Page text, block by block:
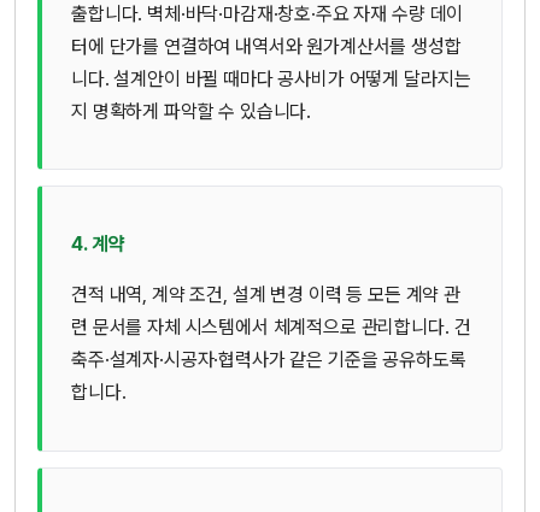
출합니다. 벽체·바닥·마감재·창호·주요 자재 수량 데이
터에 단가를 연결하여 내역서와 원가계산서를 생성합
니다. 설계안이 바뀔 때마다 공사비가 어떻게 달라지는
지 명확하게 파악할 수 있습니다.
4. 계약
견적 내역, 계약 조건, 설계 변경 이력 등 모든 계약 관
련 문서를 자체 시스템에서 체계적으로 관리합니다. 건
축주·설계자·시공자·협력사가 같은 기준을 공유하도록
합니다.